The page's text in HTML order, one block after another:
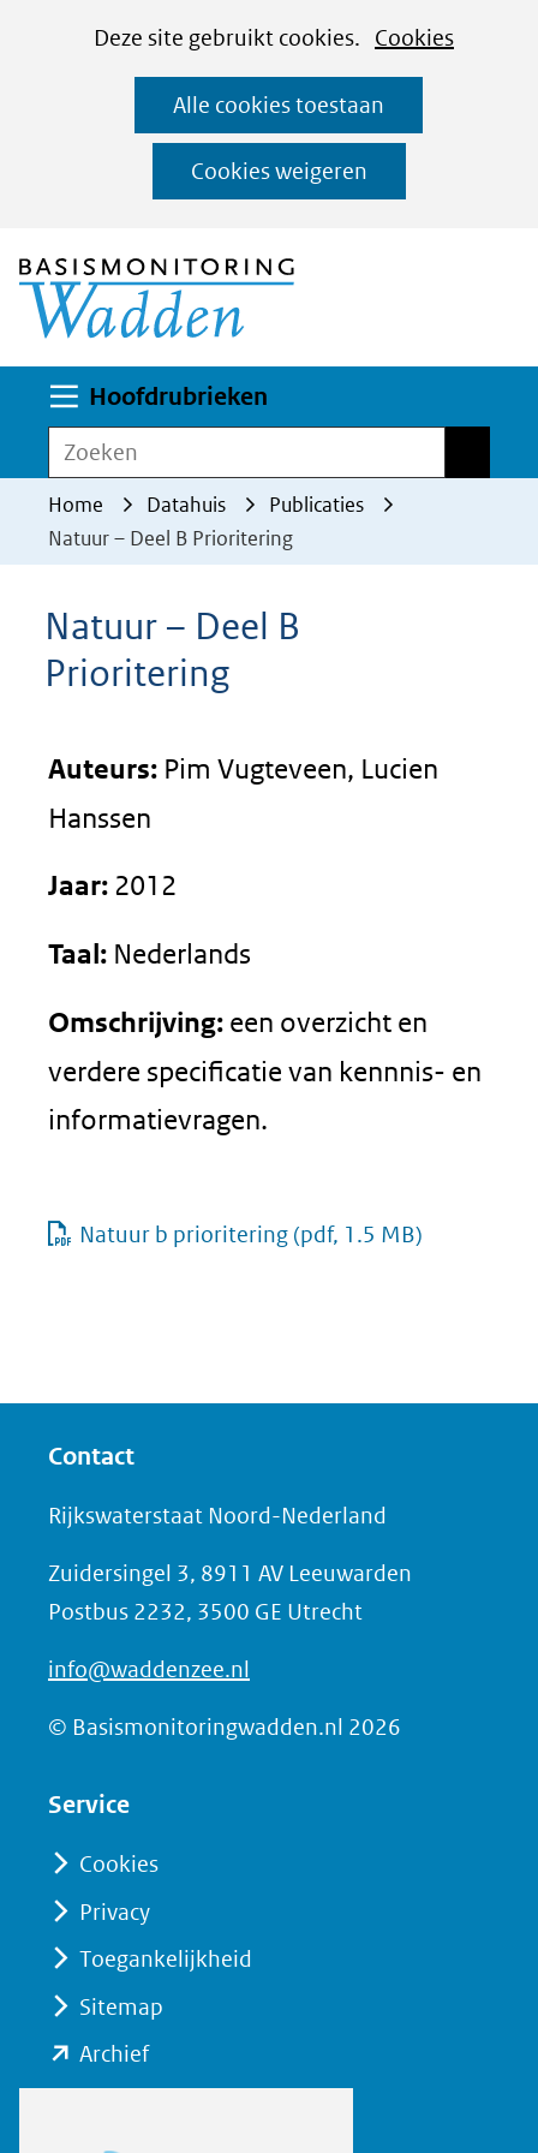
CookiesDeze site gebruikt cookies. Cookies
op
deze
website
worden
toegestaan
geweigerd.
Alle cookies toestaan
Cookies weigeren
Ga
naar
de
inhoud
Hoofdrubrieken
Zoeken
Home Datahuis
Publicaties
Natuur – Deel B Prioritering
Natuur – Deel B
Prioritering
Auteurs: Pim Vugteveen, Lucien
Hanssen
Jaar: 2012
Taal: Nederlands
Omschrijving: een overzicht en
verdere specificatie van kennnis- en
informatievragen.
Natuur b prioritering (pdf, 1.5 MB)
Contact
Rijkswaterstaat Noord-Nederland
Zuidersingel 3, 8911 AV Leeuwarden
Postbus 2232, 3500 GE Utrecht
info@waddenzee.nl
© Basismonitoringwadden.nl 2026
Service
Cookies
Privacy
Toegankelijkheid
Sitemap
Archief(opent
in